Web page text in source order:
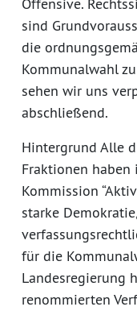
Offensive.
sind
die
Kommunalwahl
sehen wir uns
abschließend.
Hintergrund Alle
Fraktionen haben
Kommission
starke
für die
Landesregierung
renommierten